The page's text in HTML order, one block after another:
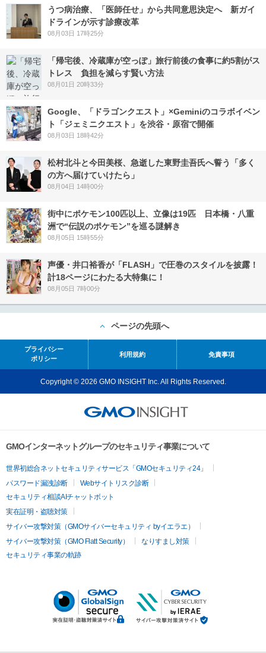
うつ病治療、「医師任せ」から共同意思決定へ 新ガイ
ドラインが示す診療改革
08月03日 17時25分
「帰宅後、冷蔵庫が空っぽ」旅行前後の食事に約5割がス
トレス 負担を減らす賢い方法
08月01日 20時33分
Google、「ドラゴンクエスト」×Geminiのコラボイベン
ト「ジェミニクエスト」を渋谷・原宿で開催
08月03日 18時42分
松村北斗と今田美桜、急逝した東野圭吾氏へ誓う「多く
の方へ届けていけたら」
08月04日 14時00分
街中にポケモン100匹以上、立像は19匹 日本橋・八重
洲で“伝説のポケモン”を巡る謎解き
08月05日 15時55分
声優・井口裕香が「FLASH」で圧巻のスタイルを披露！
計18ページにわたる大特集に！
08月05日 7時00分
ページの先頭へ
プライバシー
ポリシー
利用規約 免責事項
Copyright © 2026 GMO INSIGHT Inc. All Rights Reserved.
GMOインターネットグループのセキュリティ事業について
世界初総合ネットセキュリティサービス「GMOセキュリティ24」
パスワード漏洩診断
Webサイトリスク診断
セキュリティ相談AIチャットボット
実在証明・盗聴対策
サイバー攻撃対策（GMOサイバーセキュリティ byイエラエ）
サイバー攻撃対策（GMO Flatt Security）
なりすまし対策
セキュリティ事業の軌跡